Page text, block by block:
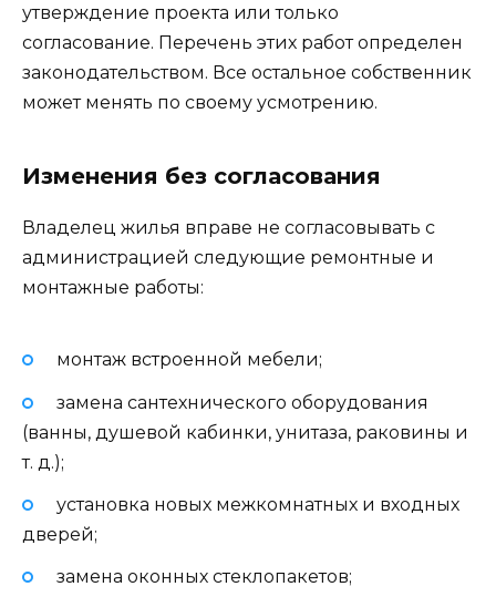
утверждение проекта или только
согласование. Перечень этих работ определен
законодательством. Все остальное собственник
может менять по своему усмотрению.
Изменения без согласования
Владелец жилья вправе не согласовывать с
администрацией следующие ремонтные и
монтажные работы:
монтаж встроенной мебели;
замена сантехнического оборудования
(ванны, душевой кабинки, унитаза, раковины и
т. д.);
установка новых межкомнатных и входных
дверей;
замена оконных стеклопакетов;